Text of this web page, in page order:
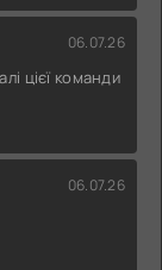
06.07.26
цієї команди
06.07.26